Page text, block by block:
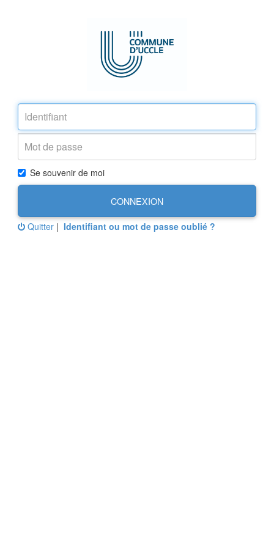
Se souvenir de moi
CONNEXION
Quitter | Identifiant ou mot de passe oublié ?